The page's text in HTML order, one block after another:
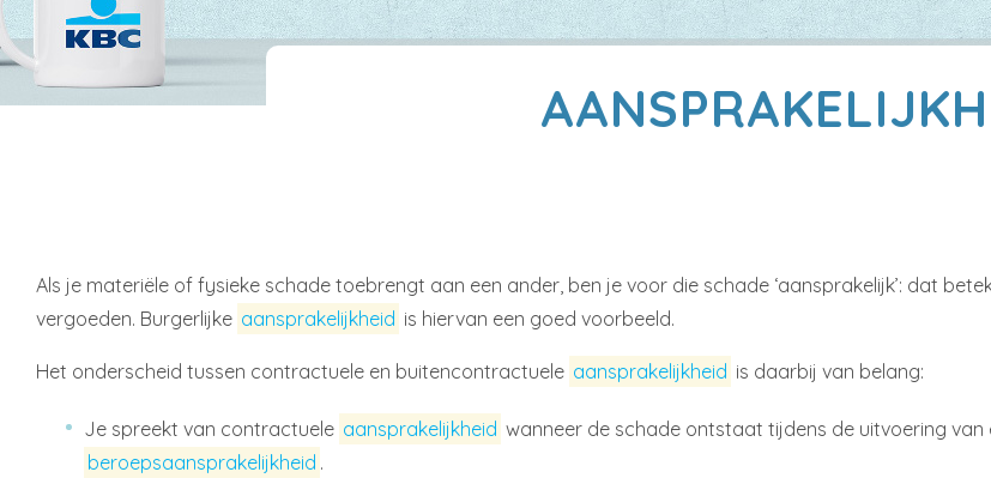
Als je materiële of fysieke schade toebrengt aan een ander, ben je voor die schade ‘aansprakelijk’: dat
vergoeden. Burgerlijke aansprakelijkheid is hiervan een goed voorbeeld.
Het onderscheid tussen contractuele en buitencontractuele aansprakelijkheid is daarbij van belang:
Je spreekt van contractuele aansprakelijkheid wanneer de schade ontstaat tijdens de uitvoering
beroepsaansprakelijkheid .